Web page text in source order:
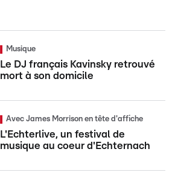
Musique
Le DJ français Kavinsky retrouvé
mort à son domicile
Avec James Morrison en tête d'affiche
L'Echterlive, un festival de
musique au coeur d'Echternach